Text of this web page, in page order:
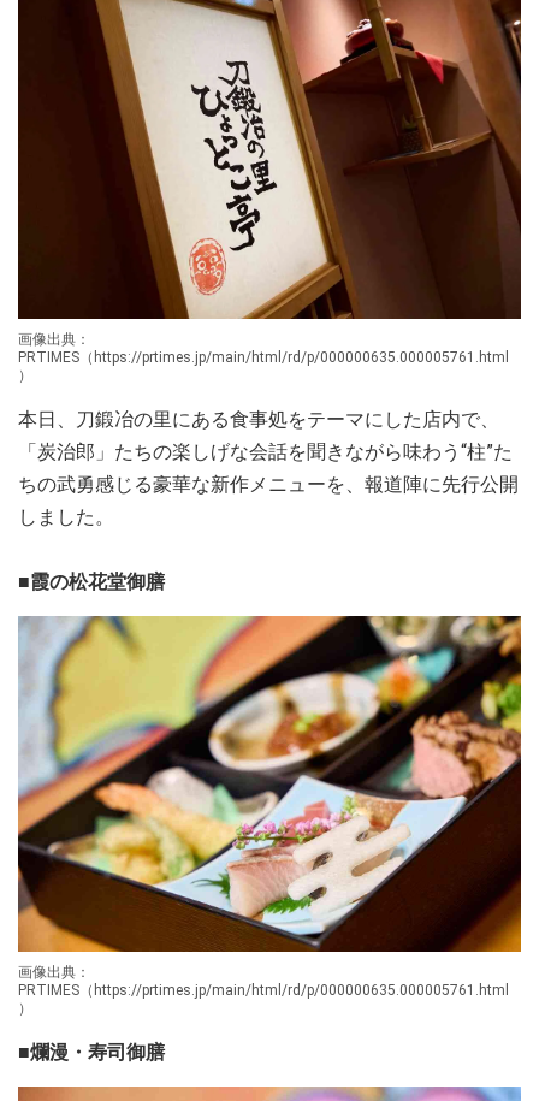
画像出典：
PRTIMES（https://prtimes.jp/main/html/rd/p/000000635.000005761.html
）
本日、刀鍛冶の里にある食事処をテーマにした店内で、
「炭治郎」たちの楽しげな会話を聞きながら味わう“柱”た
ちの武勇感じる豪華な新作メニューを、報道陣に先行公開
しました。
■霞の松花堂御膳
画像出典：
PRTIMES（https://prtimes.jp/main/html/rd/p/000000635.000005761.html
）
■爛漫・寿司御膳